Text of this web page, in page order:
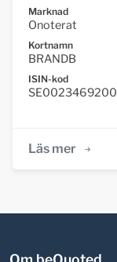
Marknad
Onoterat
Kortnamn
BRANDB
ISIN-kod
SE0023469200
Läs mer